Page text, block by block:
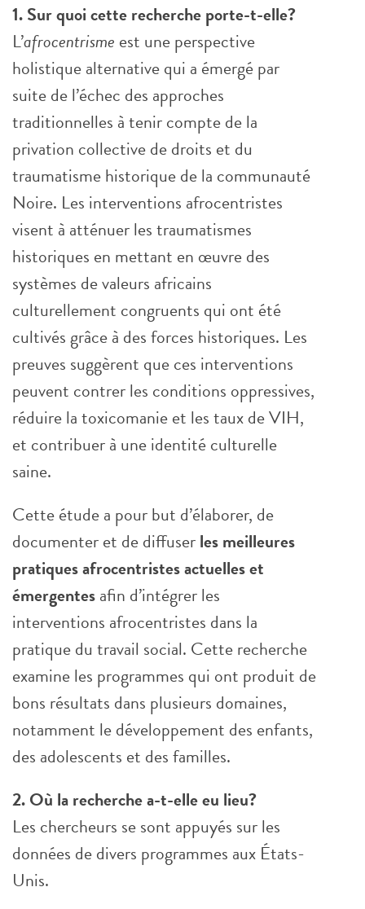
1. Sur quoi cette recherche porte-t-elle?
L’afrocentrisme est une perspective
holistique alternative qui a émergé par
suite de l’échec des approches
traditionnelles à tenir compte de la
privation collective de droits et du
traumatisme historique de la communauté
Noire. Les interventions afrocentristes
visent à atténuer les traumatismes
historiques en mettant en œuvre des
systèmes de valeurs africains
culturellement congruents qui ont été
cultivés grâce à des forces historiques. Les
preuves suggèrent que ces interventions
peuvent contrer les conditions oppressives,
réduire la toxicomanie et les taux de VIH,
et contribuer à une identité culturelle
saine.
Cette étude a pour but d’élaborer, de
documenter et de diffuserles meilleures
pratiques afrocentristes actuelles et
émergentesafin d’intégrer les
interventions afrocentristes dans la
pratique du travail social. Cette recherche
examine les programmes qui ont produit de
bons résultats dans plusieurs domaines,
notamment le développement des enfants,
des adolescents et des familles.
2. Où la recherche a-t-elle eu lieu?
Les chercheurs se sont appuyés sur les
données de divers programmes aux États-
Unis.